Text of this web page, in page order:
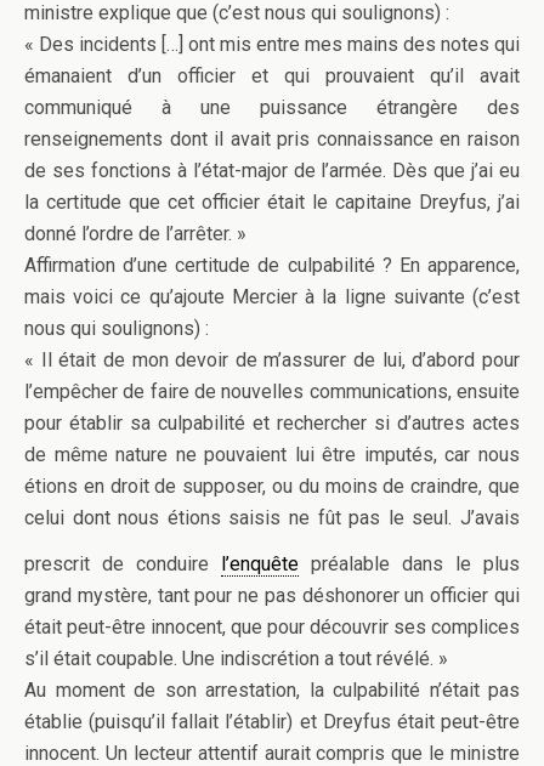
ministre explique que (c’est nous qui soulignons) :
« Des incidents […] ont mis entre mes mains des notes qui
émanaient d’un officier et qui prouvaient qu’il avait
communiqué à une puissance étrangère des
renseignements dont il avait pris connaissance en raison
de ses fonctions à l’état-major de l’armée. Dès que j’ai eu
la certitude que cet officier était le capitaine Dreyfus, j’ai
donné l’ordre de l’arrêter. »
Affirmation d’une certitude de culpabilité ? En apparence,
mais voici ce qu’ajoute Mercier à la ligne suivante (c’est
nous qui soulignons) :
« Il était de mon devoir de m’assurer de lui, d’abord pour
l’empêcher de faire de nouvelles communications, ensuite
pour établir sa culpabilité et rechercher si d’autres actes
de même nature ne pouvaient lui être imputés, car nous
étions en droit de supposer, ou du moins de craindre, que
celui dont nous étions saisis ne fût pas le seul. J’avais
prescrit de conduire l’enquête préalable dans le plus
grand mystère, tant pour ne pas déshonorer un officier qui
était peut-être innocent, que pour découvrir ses complices
s’il était coupable. Une indiscrétion a tout révélé. »
Au moment de son arrestation, la culpabilité n’était pas
établie (puisqu’il fallait l’établir) et Dreyfus était peut-être
innocent. Un lecteur attentif aurait compris que le ministre